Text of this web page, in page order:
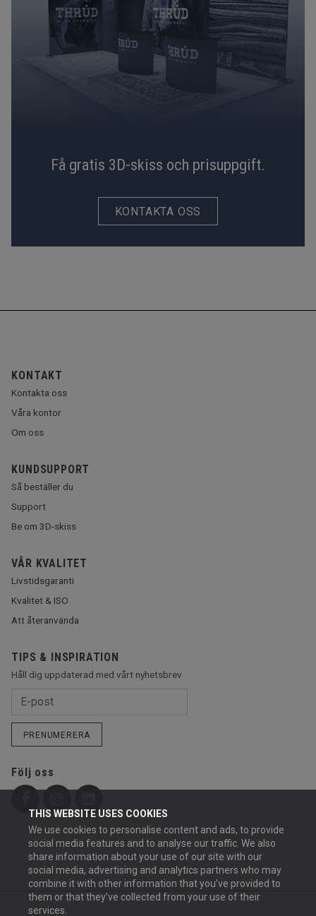
THIS WEBSITE USES COOKIES
We use cookies to personalise content and ads, to provide
social media features and to analyse our traffic. We also
share information about your use of our site with our
social media, advertising and analytics partners who may
combine it with other information that you’ve provided to
them or that they’ve collected from your use of their
services.
Få gratis 3D-skiss och prisuppgift.
KONTAKTA OSS
KONTAKT
Kontakta oss
Våra kontor
Om oss
KUNDSUPPORT
Så beställer du
Support
Be om 3D-skiss
VÅR KVALITET
Livstidsgaranti
Kvalitet & ISO
Att återanvända
TIPS & INSPIRATION
Håll dig uppdaterad med vårt nyhetsbrev
PRENUMERERA
Följ oss